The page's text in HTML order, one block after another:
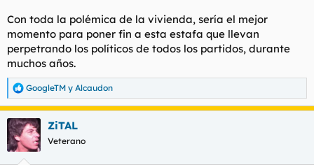
https://archive.ph/TY9qZ
Con toda la polémica de la vivienda, sería el mejor
momento para poner fin a esta estafa que llevan
perpetrando los políticos de todos los partidos, durante
muchos años.
R
e
c
c
i
GoogleTM y Alcaudon
ZiTAL
Veterano